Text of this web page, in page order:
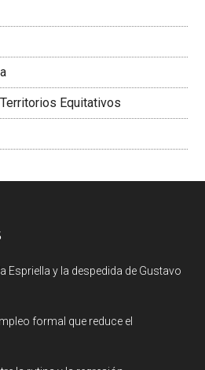
Equitativos
Espriella y la despedida de Gustavo
formal que reduce el